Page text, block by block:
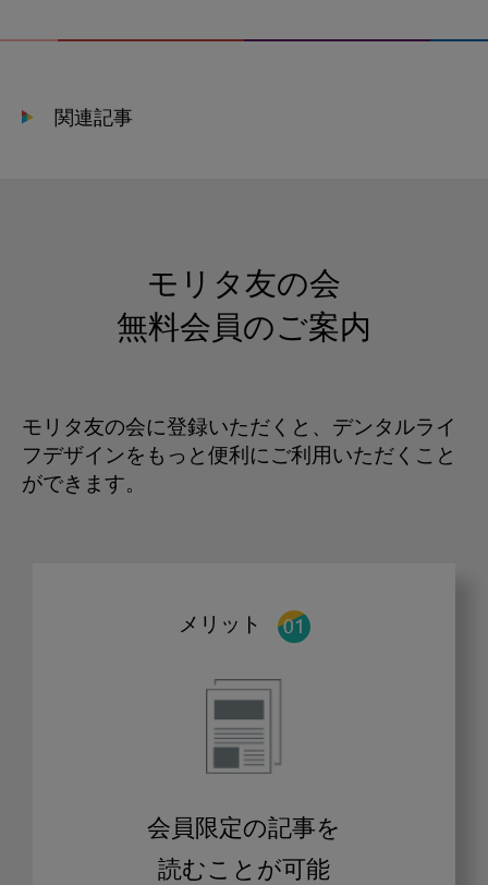
関連記事
モリタ友の会
無料会員のご案内
モリタ友の会に登録いただくと、デンタルライ
フデザインをもっと便利にご利用いただくこと
ができます。
メリット
会員限定の記事を
読むことが可能